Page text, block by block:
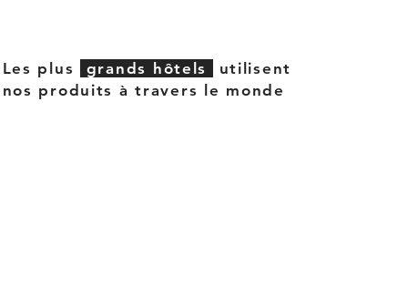
Les plus grands hôtels
utilisent
nos produits à travers le monde